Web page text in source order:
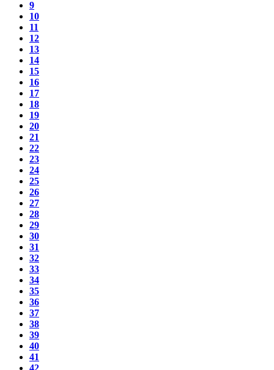
9
10
11
12
13
14
15
16
17
18
19
20
21
22
23
24
25
26
27
28
29
30
31
32
33
34
35
36
37
38
39
40
41